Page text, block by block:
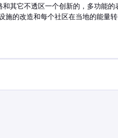
和其它不透区一个创新的，多功能
施的改造和每个社区在当地的能量